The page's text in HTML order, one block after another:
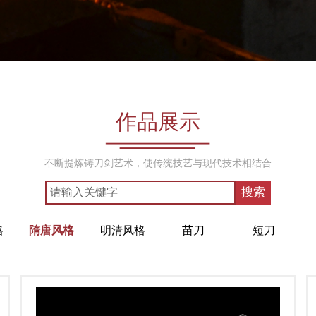
作品展示
不断提炼铸刀剑艺术，使传统技艺与现代技术相结合
搜索
隋唐风格 明清风格 苗刀 短刀